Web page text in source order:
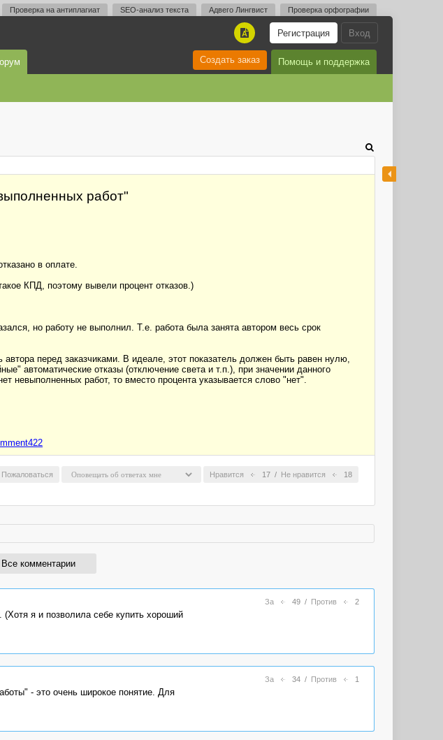
Проверка на антиплагиат SEO-анализ текста Адвего Лингвист Проверка орфографии
Вход
Регистрация
A
Помощь и поддержка
Создать заказ
работ"
в оплате.
КПД, поэтому вывели процент отказов.)
но работу не выполнил. Т.е. работа была занята автором весь срок
перед заказчиками. В идеале, этот показатель должен быть равен нулю,
автоматические отказы (отключение света и т.п.), при значении данного
работ, то вместо процента указывается слово "нет".
Нравится 17 / Не нравится 18
Пожаловаться
Все комментарии
За 49/ Против 2
я и позволила себе купить хороший
За 34/ Против 1
- это очень широкое понятие. Для